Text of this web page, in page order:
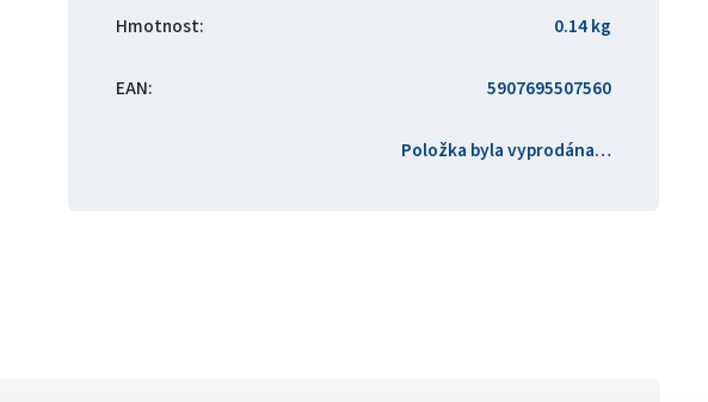
Hmotnost: 0.14 kg
EAN: 5907695507560
Položka byla vyprodána…